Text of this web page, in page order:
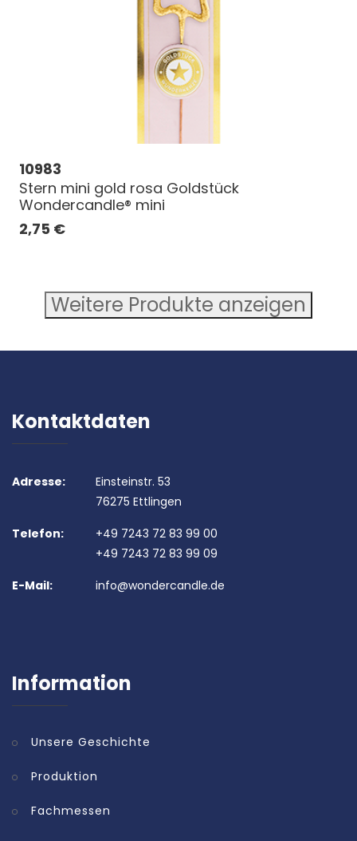
10983
Stern mini gold rosa Goldstück
Wondercandle® mini
2,75 €
Weitere Produkte anzeigen
Kontaktdaten
Adresse:
Einsteinstr. 53
76275 Ettlingen
Telefon:
+49 7243 72 83 99 00
+49 7243 72 83 99 09
E-Mail:
info@wondercandle.de
Information
Unsere Geschichte
Produktion
Fachmessen